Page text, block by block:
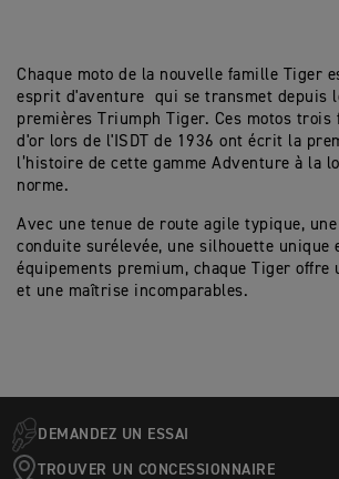
Chaque moto de la nouvelle famille Tiger
esprit d'aventure qui se transmet depuis
premières Triumph Tiger. Ces motos trois
d'or lors de l'ISDT de 1936 ont écrit la
l’histoire de cette gamme Adventure à la
norme.
Avec une tenue de route agile typique,
conduite surélevée, une silhouette unique
équipements premium, chaque Tiger offre
et une maîtrise incomparables.
DEMANDEZ UN ESSAI
TROUVER UN CONCESSIONNAIRE